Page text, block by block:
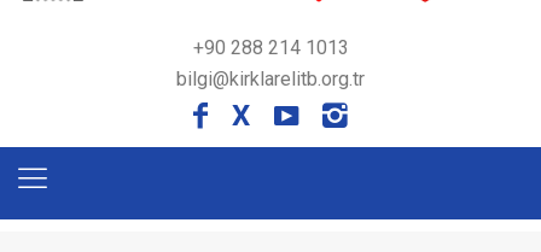
+90 288 214 1013
bilgi@kirklarelitb.org.tr
X